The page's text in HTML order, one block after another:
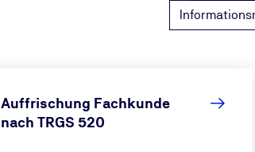
Auffrischung Fachkunde
nach TRGS 520